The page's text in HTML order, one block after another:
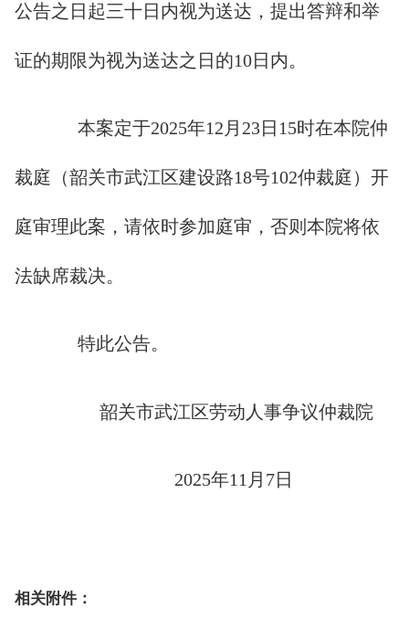
公告之日起三十日内视为送达，提出答辩和举
证的期限为视为送达之日的10日内。
本案定于2025年12月23日15时在本院仲
裁庭（韶关市武江区建设路18号102仲裁庭）开
庭审理此案，请依时参加庭审，否则本院将依
法缺席裁决。
特此公告。
韶关市武江区劳动人事争议仲裁院
2025年11月7日
相关附件：